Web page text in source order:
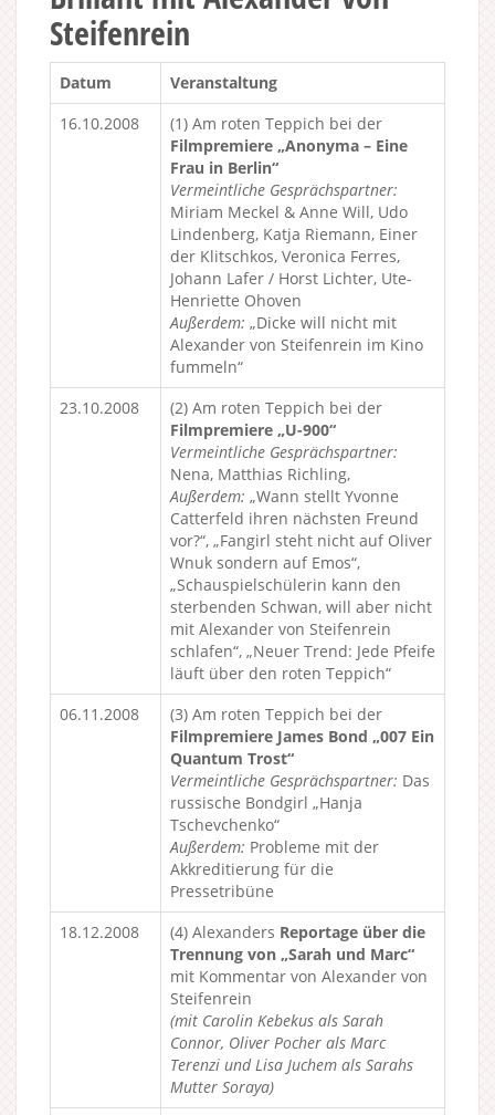
Steifenrein
Datum
Veranstaltung
16.10.2008
(1) Am roten Teppich bei der
Filmpremiere „Anonyma – Eine
Frau in Berlin“
Vermeintliche Gesprächspartner:
Miriam Meckel & Anne Will, Udo
Lindenberg, Katja Riemann, Einer
der Klitschkos, Veronica Ferres,
Johann Lafer / Horst Lichter, Ute-
Henriette Ohoven
Außerdem: „Dicke will nicht mit
Alexander von Steifenrein im Kino
fummeln“
23.10.2008
(2) Am roten Teppich bei der
Filmpremiere „U-900“
Vermeintliche Gesprächspartner:
Nena, Matthias Richling,
Außerdem: „Wann stellt Yvonne
Catterfeld ihren nächsten Freund
vor?“, „Fangirl steht nicht auf Oliver
Wnuk sondern auf Emos“,
„Schauspielschülerin kann den
sterbenden Schwan, will aber nicht
mit Alexander von Steifenrein
schlafen“, „Neuer Trend: Jede Pfeife
läuft über den roten Teppich“
06.11.2008
(3) Am roten Teppich bei der
Filmpremiere James Bond „007 Ein
Quantum Trost“
Vermeintliche Gesprächspartner: Das
russische Bondgirl „Hanja
Tschevchenko“
Außerdem: Probleme mit der
Akkreditierung für die
Pressetribüne
18.12.2008
(4) Alexanders Reportage über die
Trennung von „Sarah und Marc“
mit Kommentar von Alexander von
Steifenrein
(mit Carolin Kebekus als Sarah
Connor, Oliver Pocher als Marc
Terenzi und Lisa Juchem als Sarahs
Mutter Soraya)